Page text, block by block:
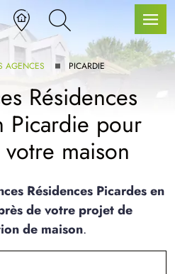
AGENCES PICARDIE
Résidences
Picardie pour
maison
Résidences Picardes en
de votre projet de
de maison.